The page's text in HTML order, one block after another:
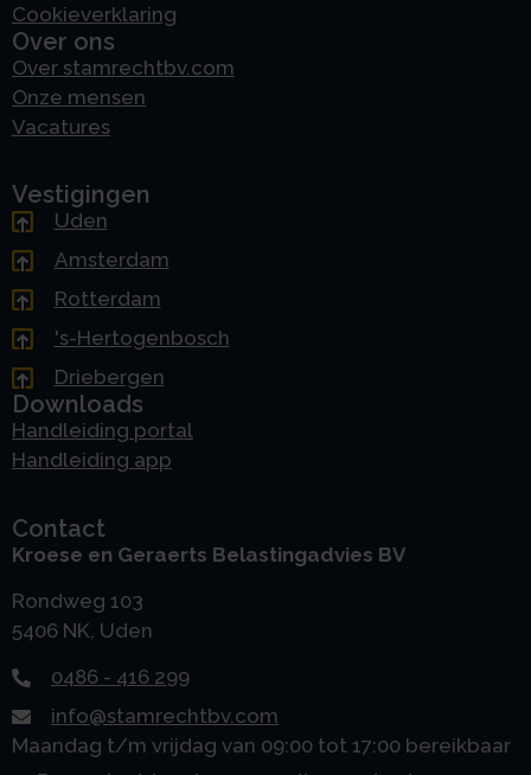
Cookieverklaring
Over ons
Over stamrechtbv.com
Onze mensen
Vacatures
Vestigingen
Uden
Amsterdam
Rotterdam
's-Hertogenbosch
Driebergen
Downloads
Handleiding portal
Handleiding app
Contact
Kroese en Geraerts Belastingadvies BV
Rondweg 103
5406 NK, Uden
0486 - 416 299
info@stamrechtbv.com
Maandag t/m vrijdag van 09:00 tot 17:00 bereikbaar